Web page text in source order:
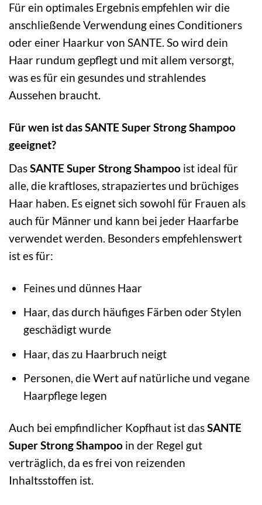
Für ein optimales Ergebnis empfehlen wir die
anschließende Verwendung eines Conditioners
oder einer Haarkur von SANTE. So wird dein
Haar rundum gepflegt und mit allem versorgt,
was es für ein gesundes und strahlendes
Aussehen braucht.
Für wen ist das SANTE Super Strong Shampoo
geeignet?
DasSANTE Super Strong Shampoo ist ideal für
alle, die kraftloses, strapaziertes und brüchiges
Haar haben. Es eignet sich sowohl für Frauen als
auch für Männer und kann bei jeder Haarfarbe
verwendet werden. Besonders empfehlenswert
ist es für:
Feines und dünnes Haar
Haar, das durch häufiges Färben oder Stylen
geschädigt wurde
Haar, das zu Haarbruch neigt
Personen, die Wert auf natürliche und vegane
Haarpflege legen
Auch bei empfindlicher Kopfhaut ist dasSANTE
Super Strong Shampoo in der Regel gut
verträglich, da es frei von reizenden
Inhaltsstoffen ist.